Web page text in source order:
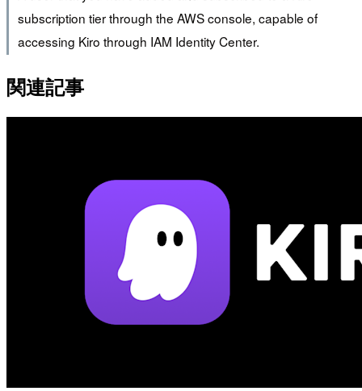
subscription tier through the AWS console, capable of
accessing Kiro through IAM Identity Center.
関連記事